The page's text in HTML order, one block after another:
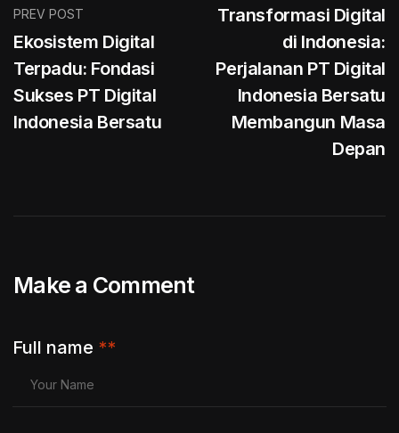
PREV POST
Ekosistem Digital
Terpadu: Fondasi
Sukses PT Digital
Indonesia Bersatu
Transformasi Digital
di Indonesia:
Perjalanan PT Digital
Indonesia Bersatu
Membangun Masa
Depan
Make a Comment
Full name **